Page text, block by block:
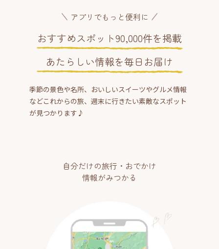
アプリでもっと便利に
おすすめスポット90,000件を掲載
あたらしい情報を毎日お届け
季節の景色や名所、おいしいスイーツやグルメ情報
などこれからの旅、週末に行きたい素敵なスポット
が見つかります♪
自分だけの旅行・おでかけ
情報がみつかる